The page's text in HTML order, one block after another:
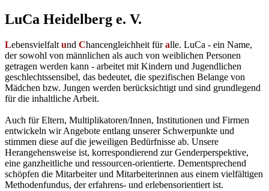
LuCa Heidelberg e. V.
Lebensvielfalt und Chancengleichheit füralle. LuCa - ein Name,
der sowohl von männlichen als auch von weiblichen Personen
getragen werden kann - arbeitet mit Kindern und Jugendlichen
geschlechtssensibel, das bedeutet, die spezifischen Belange von
Mädchen bzw. Jungen werden berücksichtigt und sind grundlegend
für die inhaltliche Arbeit.
Auch für Eltern, Multiplikatoren/Innen, Institutionen und Firmen
entwickeln wir Angebote entlang unserer Schwerpunkte und
stimmen diese auf die jeweiligen Bedürfnisse ab. Unsere
Herangehensweise ist, korrespondierend zur Genderperspektive,
eine ganzheitliche und ressourcen-orientierte. Dementsprechend
schöpfen die Mitarbeiter und Mitarbeiterinnen aus einem vielfältigen
Methodenfundus, der erfahrens- und erlebensorientiert ist.